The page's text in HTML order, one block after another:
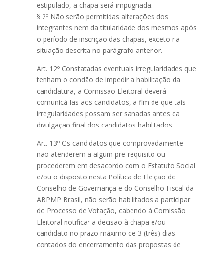
estipulado, a chapa será impugnada.
§ 2º Não serão permitidas alterações dos
integrantes nem da titularidade dos mesmos após
o período de inscrição das chapas, exceto na
situação descrita no parágrafo anterior.
Art. 12º Constatadas eventuais irregularidades que
tenham o condão de impedir a habilitação da
candidatura, a Comissão Eleitoral deverá
comunicá-las aos candidatos, a fim de que tais
irregularidades possam ser sanadas antes da
divulgação final dos candidatos habilitados.
Art. 13º Os candidatos que comprovadamente
não atenderem a algum pré-requisito ou
procederem em desacordo com o Estatuto Social
e/ou o disposto nesta Política de Eleição do
Conselho de Governança e do Conselho Fiscal da
ABPMP Brasil, não serão habilitados a participar
do Processo de Votação, cabendo à Comissão
Eleitoral notificar a decisão à chapa e/ou
candidato no prazo máximo de 3 (três) dias
contados do encerramento das propostas de